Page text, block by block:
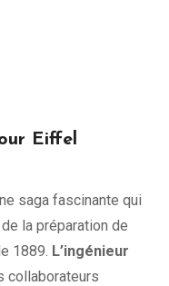
Eiffel
saga fascinante qui
la préparation de
1889. L’ingénieur
collaborateurs